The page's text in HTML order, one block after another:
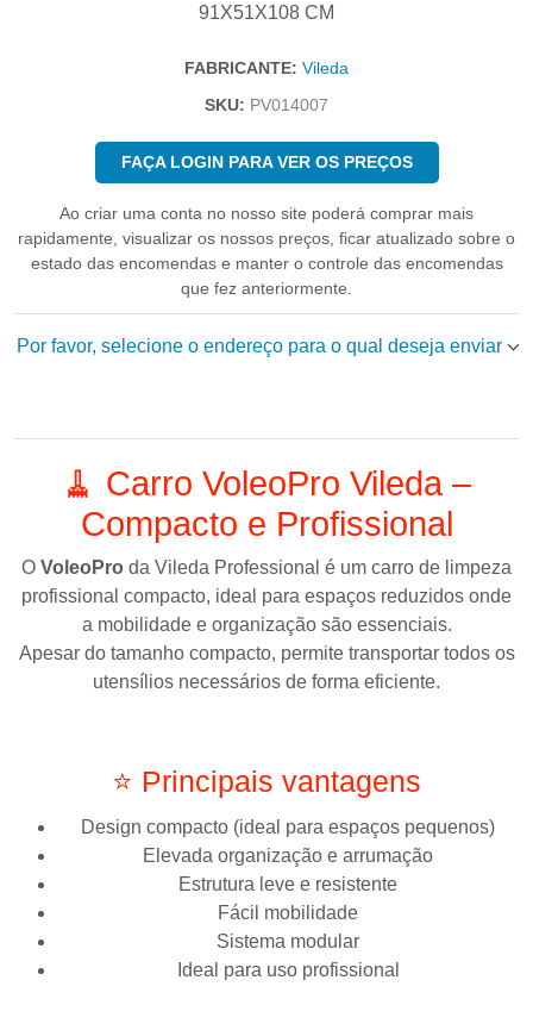
91X51X108 CM
FABRICANTE: Vileda
SKU: PV014007
FAÇA LOGIN PARA VER OS PREÇOS
Ao criar uma conta no nosso site poderá comprar mais
rapidamente, visualizar os nossos preços, ficar atualizado sobre o
estado das encomendas e manter o controle das encomendas
que fez anteriormente.
Por favor, selecione o endereço para o qual deseja enviar
🧹 Carro VoleoPro Vileda –
Compacto e Profissional
O VoleoPro da Vileda Professional é um carro de limpeza
profissional compacto, ideal para espaços reduzidos onde
a mobilidade e organização são essenciais.
Apesar do tamanho compacto, permite transportar todos os
utensílios necessários de forma eficiente.
⭐ Principais vantagens
Design compacto (ideal para espaços pequenos)
Elevada organização e arrumação
Estrutura leve e resistente
Fácil mobilidade
Sistema modular
Ideal para uso profissional